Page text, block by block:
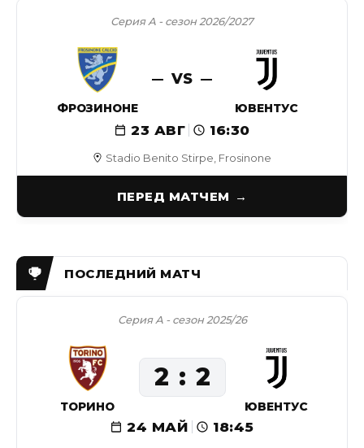
Stadio Benito Stirpe, Frosinone
Серия А - сезон 2026/2027
ФРОЗИНОНЕ
VS
ЮВЕНТУС
23 АВГ 16:30
ПЕРЕД МАТЧЕМ
Серия А - сезон 2025/26
24 МАЙ 18:45
ТОРИНО
2 2
ЮВЕНТУС